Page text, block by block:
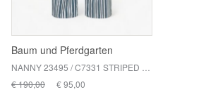
Baum und Pferdgarten
€ 190,00
€ 95,00